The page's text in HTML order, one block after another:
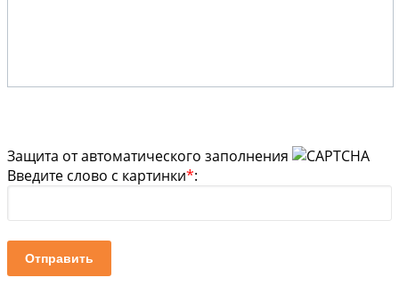
Защита от автоматического заполнения
Введите слово с картинки*:
Отправить